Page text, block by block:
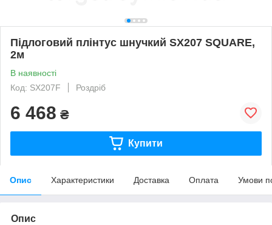
Підлоговий плінтус шнучкий SX207 SQUARE,
2м
В наявності
Код: SX207F
Роздріб
6 468 ₴
Купити
Опис Характеристики Доставка Оплата Умови
Опис